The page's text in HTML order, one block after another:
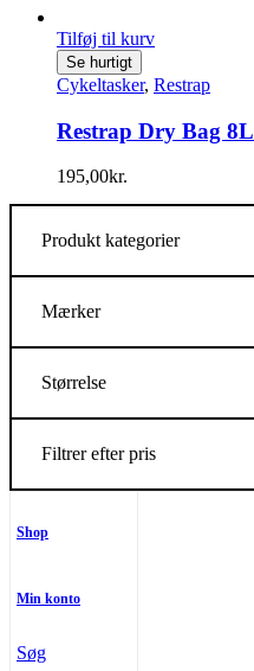
Tilføj til kurv
Se hurtigt
Cykeltasker, Restrap
Restrap Dry Bag 8L
195,00kr.
Produkt kategorier
Mærker
Størrelse
Filtrer efter pris
Shop
Min konto
Søg